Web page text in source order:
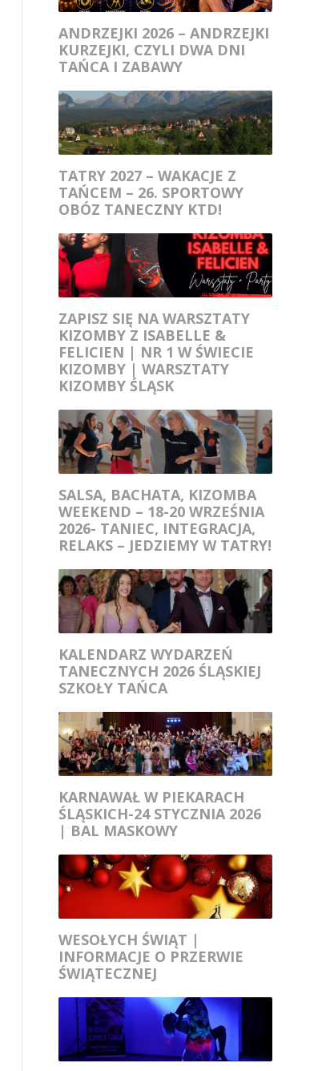
ANDRZEJKI 2026 – ANDRZEJKI
KURZEJKI, CZYLI DWA DNI
TAŃCA I ZABAWY
TATRY 2027 – WAKACJE Z
TAŃCEM – 26. SPORTOWY
OBÓZ TANECZNY KTD!
ZAPISZ SIĘ NA WARSZTATY
KIZOMBY Z ISABELLE &
FELICIEN | NR 1 W ŚWIECIE
KIZOMBY | WARSZTATY
KIZOMBY ŚLĄSK
SALSA, BACHATA, KIZOMBA
WEEKEND – 18-20 WRZEŚNIA
2026- TANIEC, INTEGRACJA,
RELAKS – JEDZIEMY W TATRY!
KALENDARZ WYDARZEŃ
TANECZNYCH 2026 ŚLĄSKIEJ
SZKOŁY TAŃCA
KARNAWAŁ W PIEKARACH
ŚLĄSKICH-24 STYCZNIA 2026
| BAL MASKOWY
WESOŁYCH ŚWIĄT |
INFORMACJE O PRZERWIE
ŚWIĄTECZNEJ